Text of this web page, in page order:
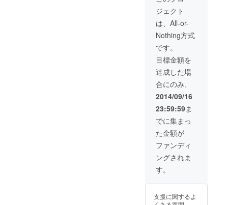
します。
をお送りいたし
ます。 ・フォト
マグネット5枚
セットをお送り
いたします。 ・
「hobo
collection」オリ
ジナル缶バッジ2
個セットをお送
りいたします。
・フォトファブ
リックボード
）をお送りいた
します。
ジェクト
は、All-or-
Nothing方式
です。
目標金額を
達成した場
合にのみ、
2014/09/16
23:59:59ま
でに集まっ
た金額が
ファンディ
ングされま
す。
支援に関するよ